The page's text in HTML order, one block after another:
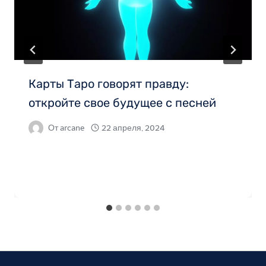
Карты Таро говорят правду:
откройте свое будущее с песней
Отarcane 22 апреля, 2024